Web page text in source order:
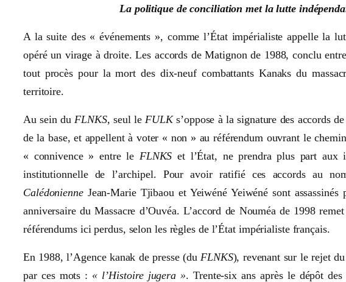
La politique de conciliation met la lutte
A la suite des « événements », comme l’État impérialiste appelle la
opéré un virage à droite. Les accords de Matignon de 1988, conclu
tout procès pour la mort des dix-neuf combattants Kanaks du
territoire.
Au sein du FLNKS, seul le FULKs’oppose à la signature des accords
de la base, et appellent à voter « non » au référendum ouvrant le
« connivence » entre le FLNKS et l’État, ne prendra plus part
institutionnelle de l’archipel. Pour avoir ratifié ces accords au
CalédonienneJean-Marie Tjibaou et Yeiwéné Yeiwéné sont assassinés
anniversaire du Massacre d’Ouvéa. L’accord de Nouméa de 1998
référendums ici perdus, selon les règles de l’État impérialiste français.
En 1988, l’Agence kanak de presse (du FLNKS), revenant sur le rejet du
par ces mots : « l’Histoire jugera ». Trente-six ans après le dépôt